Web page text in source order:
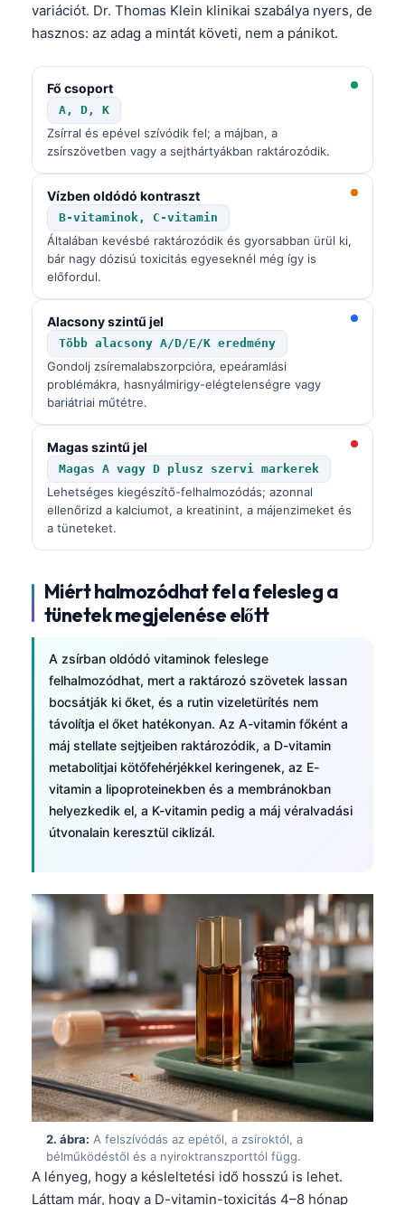
variációt. Dr. Thomas Klein klinikai szabálya nyers, de
hasznos: az adag a mintát követi, nem a pánikot.
Fő csoport
A, D, K
Zsírral és epével szívódik fel; a májban, a
zsírszövetben vagy a sejthártyákban raktározódik.
Vízben oldódó kontraszt
B-vitaminok, C-vitamin
Általában kevésbé raktározódik és gyorsabban ürül ki,
bár nagy dózisú toxicitás egyeseknél még így is
előfordul.
Alacsony szintű jel
Több alacsony A/D/E/K eredmény
Gondolj zsíremalabszorpcióra, epeáramlási
problémákra, hasnyálmirigy-elégtelenségre vagy
bariátriai műtétre.
Magas szintű jel
Magas A vagy D plusz szervi markerek
Lehetséges kiegészítő-felhalmozódás; azonnal
ellenőrizd a kalciumot, a kreatinint, a májenzimeket és
a tüneteket.
Miért halmozódhat fel a felesleg a
tünetek megjelenése előtt
A zsírban oldódó vitaminok feleslege
felhalmozódhat, mert a raktározó szövetek lassan
bocsátják ki őket, és a rutin vizeletürítés nem
távolítja el őket hatékonyan. Az A-vitamin főként a
máj stellate sejtjeiben raktározódik, a D-vitamin
metabolitjai kötőfehérjékkel keringenek, az E-
vitamin a lipoproteinekben és a membránokban
helyezkedik el, a K-vitamin pedig a máj véralvadási
útvonalain keresztül ciklizál.
2. ábra: A felszívódás az epétől, a zsíroktól, a
bélműködéstől és a nyiroktranszporttól függ.
A lényeg, hogy a késleltetési idő hosszú is lehet.
Láttam már, hogy a D-vitamin-toxicitás 4–8 hónap